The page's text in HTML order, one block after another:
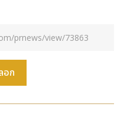
ส์ ครั้งที่ 6 มีกำหนดจัดขึ้น
เหรียญทองรวมทั้งสิ้น 62
จีนได้รับเกียรติเป็นเจ้า
อก